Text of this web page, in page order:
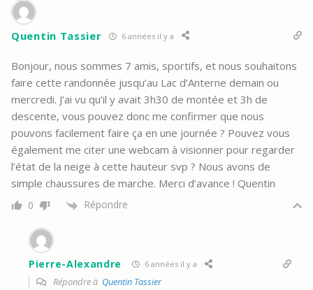
Quentin Tassier 6 années il y a
Bonjour, nous sommes 7 amis, sportifs, et nous souhaitons
faire cette randonnée jusqu’au Lac d’Anterne demain ou
mercredi. J’ai vu qu’il y avait 3h30 de montée et 3h de
descente, vous pouvez donc me confirmer que nous
pouvons facilement faire ça en une journée ? Pouvez vous
également me citer une webcam à visionner pour regarder
l’état de la neige à cette hauteur svp ? Nous avons de
simple chaussures de marche. Merci d’avance ! Quentin
0 Répondre
Pierre-Alexandre 6 années il y a
Répondre à Quentin Tassier